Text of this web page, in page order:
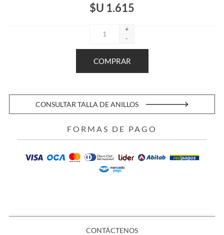
$U 1.615
+
-
CONSULTAR TALLA DE ANILLOS
FORMAS DE PAGO
CONTÁCTENOS